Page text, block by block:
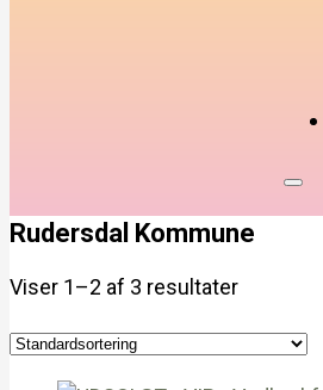
Rudersdal Kommune
Viser 1–2 af 3 resultater